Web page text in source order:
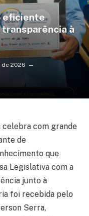
eficiente
à
de 2026
celebra com grande
de
que
Legislativa com a
junto à
foi recebida pelo
Serra,